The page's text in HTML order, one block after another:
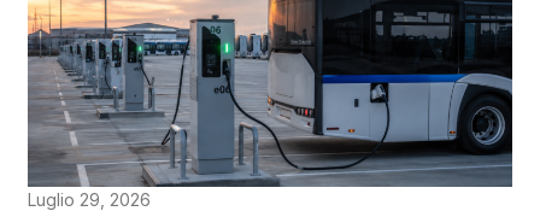
Luglio 29, 2026